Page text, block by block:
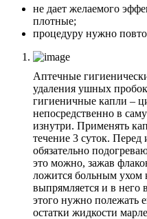
не дает желаемого
плотные;
процедуру нужно
Аптечные
удаления ушных
гигиеничные капли –
непосредственно в
изнутри. Применять
течение 3 суток. Перед
обязательно
это можно, зажав
ложится больным ухом
выпрямляется и в него
этого нужно полежать
остатки жидкости